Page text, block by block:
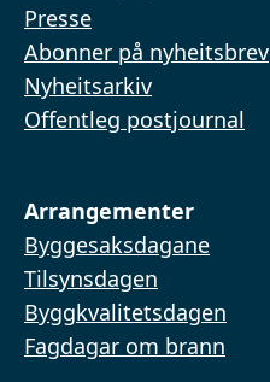
Presse
Abonner på nyheitsbrev
Nyheitsarkiv
Offentleg postjournal
Arrangementer
Byggesaksdagane
Tilsynsdagen
Byggkvalitetsdagen
Fagdagar om brann